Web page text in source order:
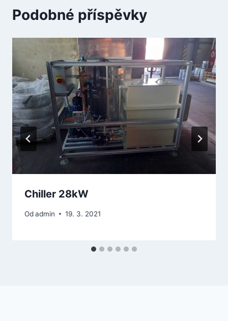
Podobné příspěvky
Chiller 28kW
Odadmin 19. 3. 2021